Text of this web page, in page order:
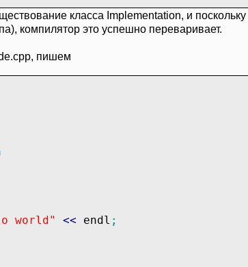
класса Implementation, и
компилятор это успешно переваривает.
пишем
world" << endl ;